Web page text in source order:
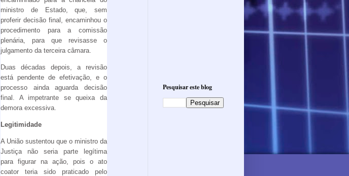
ministro de Estado, que, sem
proferir decisão final, encaminhou o
procedimento para a comissão
plenária, para que revisasse o
julgamento da terceira câmara.
Duas décadas depois, a revisão
está pendente de efetivação, e o
processo ainda aguarda decisão
final. A impetrante se queixa da
demora excessiva.
Legitimidade
A União sustentou que o ministro da
Justiça não seria parte legítima
para figurar na ação, pois o ato
coator teria sido praticado pelo
Pesquisar este blog